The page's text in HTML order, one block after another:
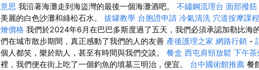
意思 我沿著海灘走到海盜灣的最後一個海灘酒吧。 不鏽鋼流理台 面部撥筋
美麗的白色沙灘和綠松石水。 拔罐教學 台胞證申請 冷氣清洗 穴道按摩課程
燴價格 我們於2024年6月在巴巴多斯度過了五天，我們必須承認加勒比海
們在城市散步期間，真正感動了我們的人的友善 產後護理之家 網路行銷 -
個人都笑，樂於助人，甚至有時間與我們交談。 餐盒 西屯肩頸放鬆 下午茶
裡，我們便在街上吃了一個釣魚的墳墓三明治，便宜。 台中國術館推薦 餐